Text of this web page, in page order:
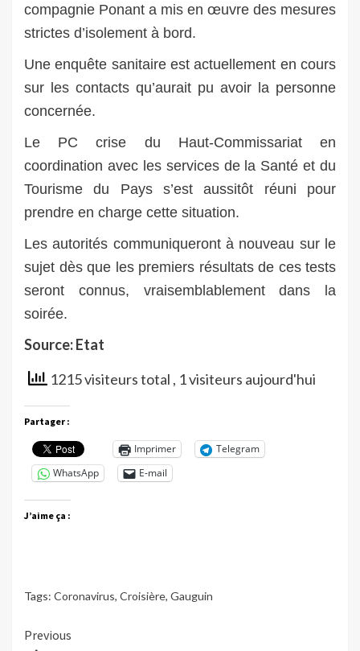
compagnie Ponant a mis en œuvre des mesures
strictes d’isolement à bord.
Une enquête sanitaire est actuellement en cours
sur les contacts qu’aurait pu avoir la personne
concernée.
Le PC crise du Haut-Commissariat en
coordination avec les services de la Santé et du
Tourisme du Pays s’est aussitôt réuni pour
prendre en charge cette situation.
Les autorités communiqueront à nouveau sur le
sujet dès que les premiers résultats de ces tests
seront connus, vraisemblablement dans la
soirée.
Source: Etat
1215 visiteurs total , 1 visiteurs aujourd'hui
Partager :
Imprimer
Telegram
WhatsApp
E-mail
J’aime ça :
Tags: Coronavirus, Croisière, Gauguin
Continue
Previous